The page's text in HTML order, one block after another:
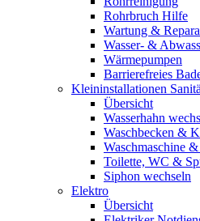
Rohrbruch Hilfe
Wartung &
Wasser- &
Wärmepumpen
Barrierefreies
Kleininstallationen
Übersicht
Wasserhahn
Waschbecken &
Waschmaschine
Toilette, WC &
Siphon wechseln
Elektro
Übersicht